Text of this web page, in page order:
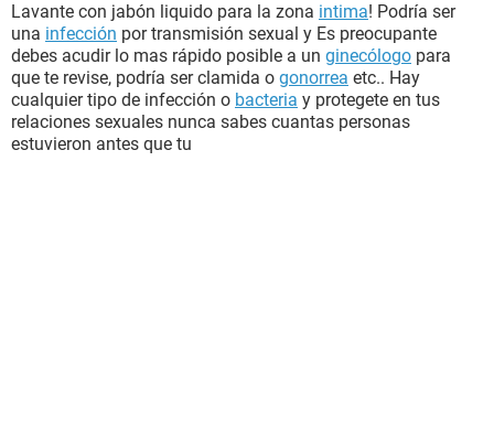
Lavante con jabón liquido para la zona intima! Podría ser
una infección por transmisión sexual y Es preocupante
debes acudir lo mas rápido posible a un ginecólogo para
que te revise, podría ser clamida o gonorrea etc.. Hay
cualquier tipo de infección o bacteria y protegete en tus
relaciones sexuales nunca sabes cuantas personas
estuvieron antes que tu